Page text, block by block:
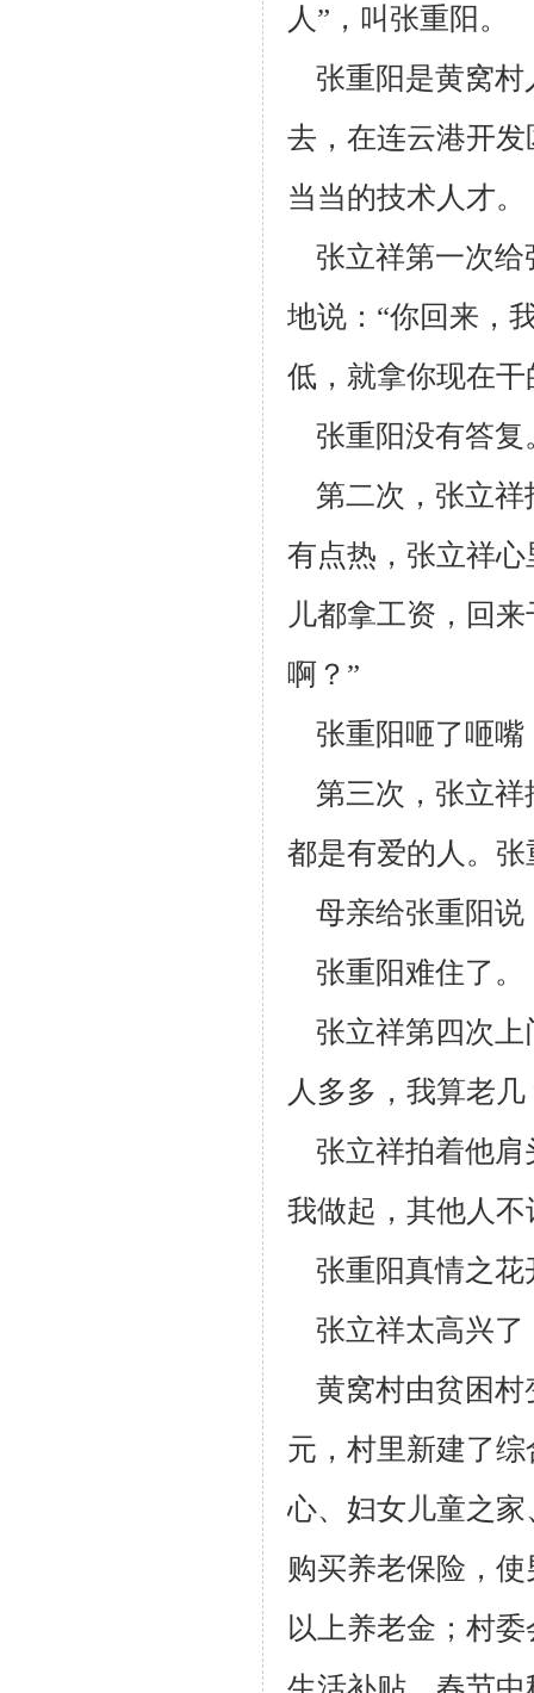
人”，叫张重阳。
张重阳是黄窝村
去，在连云港开
当当的技术人才。
张立祥第一次给
地说：“你回来，
低，就拿你现在干
张重阳没有答复
第二次，张立祥
有点热，张立祥
儿都拿工资，回
啊？”
张重阳咂了咂嘴
第三次，张立祥
都是有爱的人。
母亲给张重阳说
张重阳难住了。
张立祥第四次上
人多多，我算老几
张立祥拍着他肩
我做起，其他人
张重阳真情之花
张立祥太高兴了
黄窝村由贫困村
元，村里新建了
心、妇女儿童之
购买养老保险，
以上养老金；村